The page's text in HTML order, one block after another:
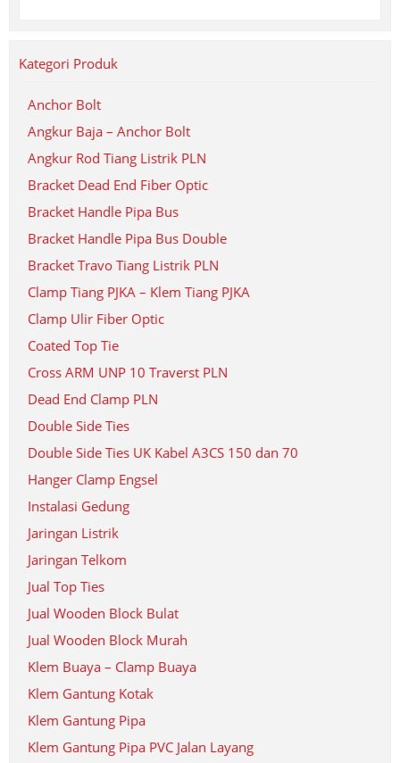
Kategori Produk
Anchor Bolt
Angkur Baja – Anchor Bolt
Angkur Rod Tiang Listrik PLN
Bracket Dead End Fiber Optic
Bracket Handle Pipa Bus
Bracket Handle Pipa Bus Double
Bracket Travo Tiang Listrik PLN
Clamp Tiang PJKA – Klem Tiang PJKA
Clamp Ulir Fiber Optic
Coated Top Tie
Cross ARM UNP 10 Traverst PLN
Dead End Clamp PLN
Double Side Ties
Double Side Ties UK Kabel A3CS 150 dan 70
Hanger Clamp Engsel
Instalasi Gedung
Jaringan Listrik
Jaringan Telkom
Jual Top Ties
Jual Wooden Block Bulat
Jual Wooden Block Murah
Klem Buaya – Clamp Buaya
Klem Gantung Kotak
Klem Gantung Pipa
Klem Gantung Pipa PVC Jalan Layang